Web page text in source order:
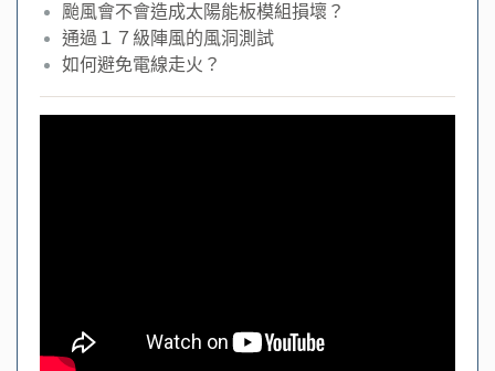
颱風會不會造成太陽能板模組損壞？
通過１７級陣風的風洞測試
如何避免電線走火？